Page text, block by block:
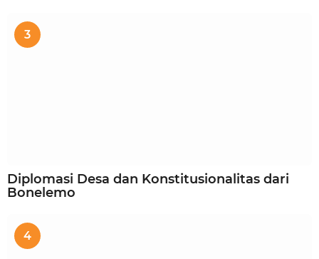
3
Diplomasi Desa dan Konstitusionalitas dari
Bonelemo
4